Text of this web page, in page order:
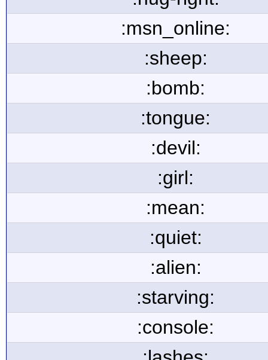
:msn_online:
:sheep:
:bomb:
:tongue:
:devil:
:girl:
:mean:
:quiet:
:alien:
:starving:
:console: